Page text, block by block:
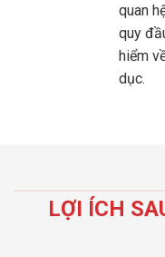
quan
quy
hiểm
dục.
LỢI ÍCH